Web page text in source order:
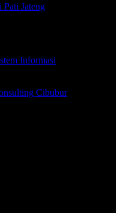
Jateng
Informasi
Cibubur